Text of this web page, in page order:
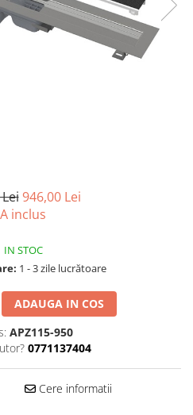
946,00 Lei
inclus
IN STOC
1 - 3 zile lucrătoare
ADAUGA IN COS
APZ115-950
0771137404
Cere informatii